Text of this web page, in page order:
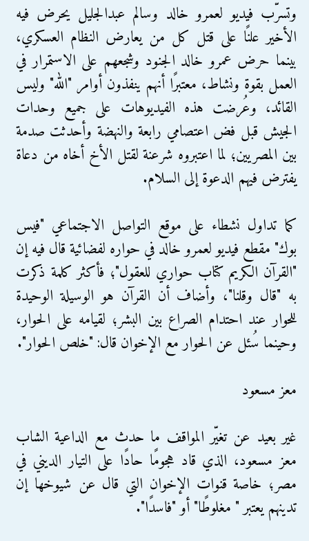
وتسرّب فيديو لعمرو خالد وسالم عبدالجليل يحرض فيه
الأخير علنًا على قتل كل من يعارض النظام العسكري،
بينما حرض عمرو خالد الجنود وشجعهم على الاستمرار في
العمل بقوة ونشاط، معتبرًا أنهم ينفذون أوامر "الله" وليس
القائد، وعُرضت هذه الفيديوهات على جميع وحدات
الجيش قبل فض اعتصامي رابعة والنهضة وأحدثت صدمة
بين المصريين؛ لما اعتبروه شرعنة لقتل الأخ أخاه من دعاة
يفترض فيهم الدعوة إلى السلام.
كما تداول نشطاء على موقع التواصل الاجتماعي "فيس
بوك" مقطع فيديو لعمرو خالد في حواره لفضائية قال فيه إن
"القرآن الكريم كتاب حواري للعقول"؛ فأكثر كلمة ذكرت
به "قال وقلنا"، وأضاف أن القرآن هو الوسيلة الوحيدة
للحوار عند احتدام الصراع بين البشر؛ لقيامه على الحوار،
وحينما سُئل عن الحوار مع الإخوان قال: "خلص الحوار".
معز مسعود
غير بعيد عن تغيّر المواقف ما حدث مع الداعية الشاب
معز مسعود، الذي قاد هجومًا حادًا على التيار الديني في
مصر؛ خاصة قنوات الإخوان التي قال عن شيوخها إن
تدينهم يعتبر " مغلوطًا" أو "فاسدًا".